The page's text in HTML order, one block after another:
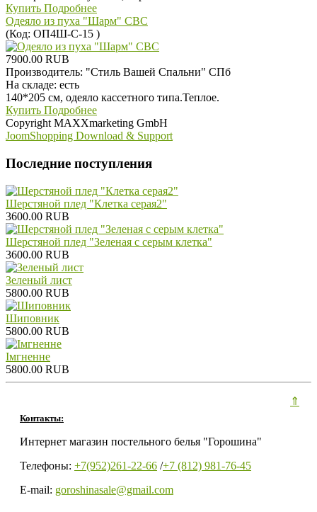
Купить Подробнее
Одеяло из пуха "Шарм" СВС
(Код: ОП4Ш-С-15 )
7900.00 RUB
Производитель: "Стиль Вашей Спальни" СПб
На складе: есть
140*205 см, одеяло кассетного типа.Теплое.
Купить Подробнее
Copyright MAXXmarketing GmbH
JoomShopping Download & Support
Последние поступления
Шерстяной плед "Клетка серая2"
3600.00 RUB
Шерстяной плед "Зеленая с серым клетка"
3600.00 RUB
Зеленый лист
5800.00 RUB
Шиповник
5800.00 RUB
Iмгненне
5800.00 RUB
Контакты:
Интернет магазин постельного белья "Горошина"
Телефоны: +7(952)261-22-66 /+7 (812) 981-76-45
E-mail: goroshinasale@gmail.com
⇑